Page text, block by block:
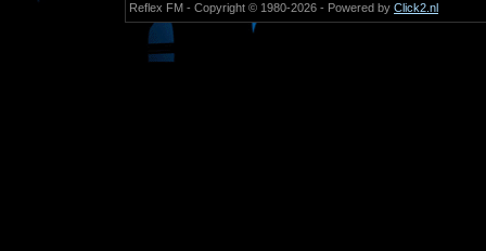
Reflex FM - Copyright © 1980-2026 - Powered by Click2.nl